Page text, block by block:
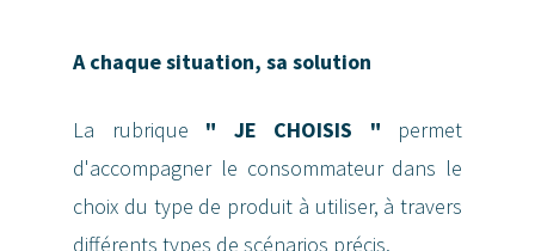
A chaque situation, sa solution
La rubrique " JE CHOISIS " permet
d'accompagner le consommateur dans le
choix du type de produit à utiliser, à travers
différents types de scénarios précis.